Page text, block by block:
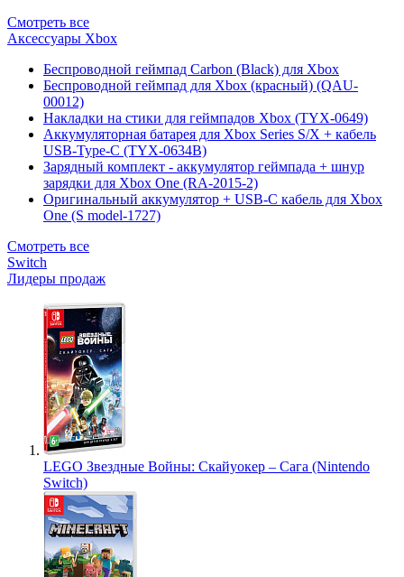
Смотреть все
Аксессуары Xbox
Беспроводной геймпад Carbon (Black) для Xbox
Беспроводной геймпад для Xbox (красный) (QAU-
00012)
Накладки на стики для геймпадов Xbox (TYX-0649)
Аккумуляторная батарея для Xbox Series S/X + кабель
USB-Type-C (TYX-0634B)
Зарядный комплект - аккумулятор геймпада + шнур
зарядки для Xbox One (RA-2015-2)
Оригинальный аккумулятор + USB-C кабель для Xbox
One (S model-1727)
Смотреть все
Switch
Лидеры продаж
LEGO Звездные Войны: Скайуокер – Сага (Nintendo
Switch)